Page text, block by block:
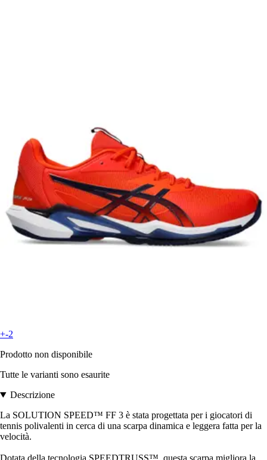
+-2
Prodotto non disponibile
Tutte le varianti sono esaurite
Descrizione
La SOLUTION SPEED™ FF 3 è stata progettata per i giocatori di
tennis polivalenti in cerca di una scarpa dinamica e leggera fatta per la
velocità.